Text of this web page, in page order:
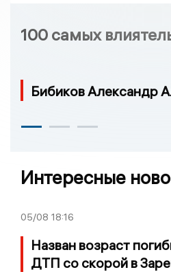
100 самых
Бибиков Александр
Интересные
05/08 18:16
Назван возраст
ДТП со скорой в